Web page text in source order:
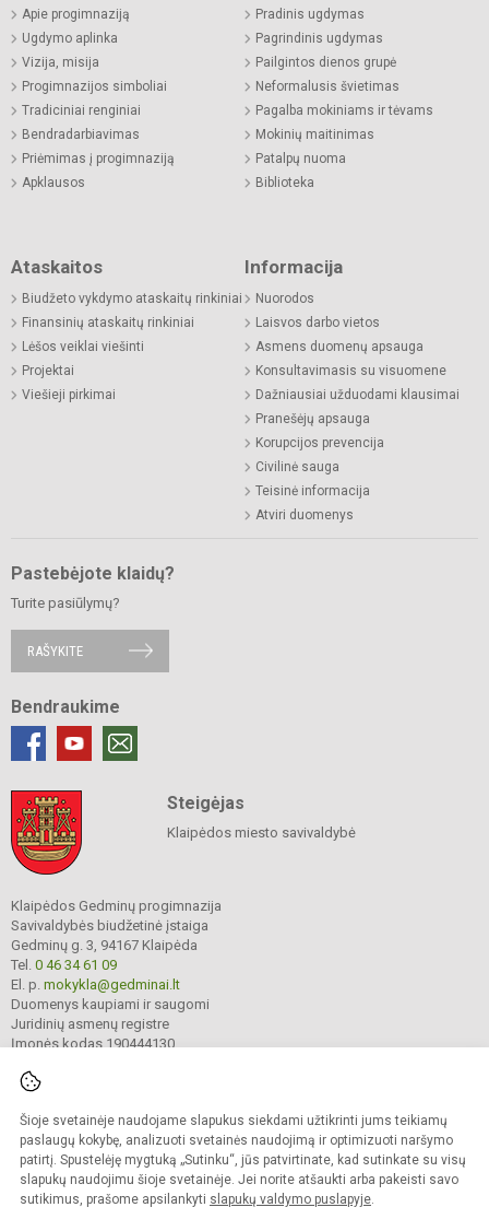
Šioje svetainėje naudojame slapukus siekdami užtikrinti jums teikiamų
paslaugų kokybę, analizuoti svetainės naudojimą ir optimizuoti naršymo
patirtį. Spustelėję mygtuką „Sutinku“, jūs patvirtinate, kad sutinkate su visų
slapukų naudojimu šioje svetainėje. Jei norite atšaukti arba pakeisti savo
sutikimus, prašome apsilankyti slapukų valdymo puslapyje.
Apie progimnaziją
Ugdymo aplinka
Vizija, misija
Progimnazijos simboliai
Tradiciniai renginiai
Bendradarbiavimas
Priėmimas į progimnaziją
Apklausos
Pradinis ugdymas
Pagrindinis ugdymas
Pailgintos dienos grupė
Neformalusis švietimas
Pagalba mokiniams ir tėvams
Mokinių maitinimas
Patalpų nuoma
Biblioteka
Ataskaitos
Biudžeto vykdymo ataskaitų rinkiniai
Finansinių ataskaitų rinkiniai
Lėšos veiklai viešinti
Projektai
Viešieji pirkimai
Informacija
Nuorodos
Laisvos darbo vietos
Asmens duomenų apsauga
Konsultavimasis su visuomene
Dažniausiai užduodami klausimai
Pranešėjų apsauga
Korupcijos prevencija
Civilinė sauga
Teisinė informacija
Atviri duomenys
Pastebėjote klaidų?
Turite pasiūlymų?
RAŠYKITE
Bendraukime
Steigėjas
Klaipėdos miesto savivaldybė
Klaipėdos Gedminų progimnazija
Savivaldybės biudžetinė įstaiga
Gedminų g. 3, 94167 Klaipėda
Tel. 0 46 34 61 09
El. p. mokykla@gedminai.lt
Duomenys kaupiami ir saugomi
Juridinių asmenų registre
Įmonės kodas 190444130
© 2025. Klaipėdos Gedminų progimnazija. Visos teisės saugomos.
Kopijuoti turinį be raštiško įstaigos administracijos sutikimo griežtai draudžiama.
Prieinamumo paraiška Slapukų valdymas
Sumanus būdas atnaujinti